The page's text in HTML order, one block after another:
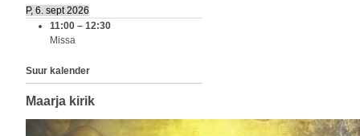
P, 6. sept 2026
11:00 – 12:30
Missa
Suur kalender
Maarja kirik